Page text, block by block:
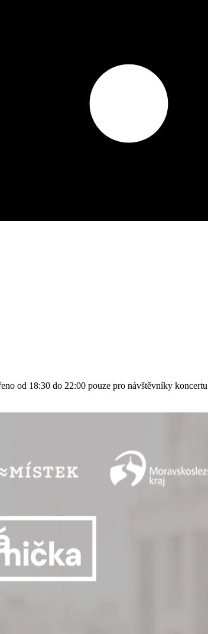
od 18:30 do 22:00 pouze pro návštěvníky